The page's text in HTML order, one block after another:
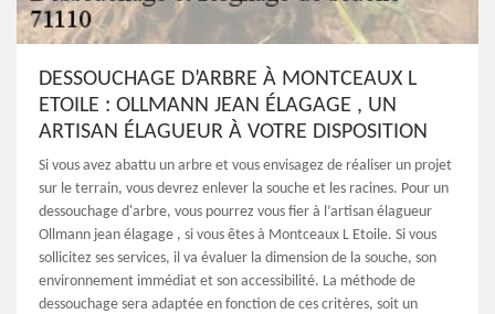
DESSOUCHAGE D’ARBRE À MONTCEAUX L
ETOILE : OLLMANN JEAN ÉLAGAGE , UN
ARTISAN ÉLAGUEUR À VOTRE DISPOSITION
Si vous avez abattu un arbre et vous envisagez de réaliser un projet
sur le terrain, vous devrez enlever la souche et les racines. Pour un
dessouchage d'arbre, vous pourrez vous fier à l’artisan élagueur
Ollmann jean élagage , si vous êtes à Montceaux L Etoile. Si vous
sollicitez ses services, il va évaluer la dimension de la souche, son
environnement immédiat et son accessibilité. La méthode de
dessouchage sera adaptée en fonction de ces critères, soit un